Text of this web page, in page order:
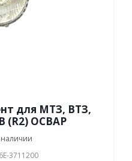
для МТЗ, ВТЗ,
(R2) ОСВАР
наличии
3711200